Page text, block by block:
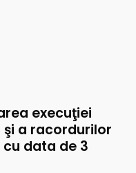
execuţiei
a racordurilor
data de 3